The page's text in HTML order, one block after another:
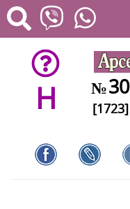
H №30
[1723]